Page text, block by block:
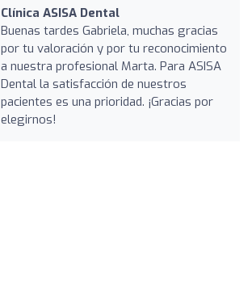
Clínica ASISA Dental
Buenas tardes Gabriela, muchas gracias
por tu valoración y por tu reconocimiento
a nuestra profesional Marta. Para ASISA
Dental la satisfacción de nuestros
pacientes es una prioridad. ¡Gracias por
elegirnos!